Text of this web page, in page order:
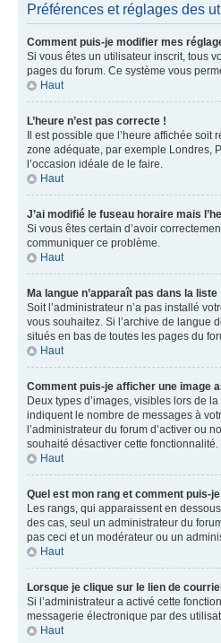
Préférences et réglages des
Comment puis-je modifier mes
Si vous êtes un utilisateur inscrit, tous
pages du forum. Ce système vous
Haut
L’heure n’est pas correcte !
Il est possible que l’heure affichée soit
zone adéquate, par exemple Londres,
l’occasion idéale de le faire.
Haut
J’ai modifié le fuseau horaire mais
Si vous êtes certain d’avoir
communiquer ce problème.
Haut
Ma langue n’apparaît pas dans la liste
Soit l’administrateur n’a pas installé
vous souhaitez. Si l’archive de langue
situés en bas de toutes les pages du
Haut
Comment puis-je afficher une image
Deux types d’images, visibles lors de
indiquent le nombre de messages à
l’administrateur du forum d’activer ou
souhaité désactiver cette fonctionnalité.
Haut
Quel est mon rang et comment puis-
Les rangs, qui apparaissent en
des cas, seul un administrateur du
pas ceci et un modérateur ou un
Haut
Lorsque je clique sur le lien de
Si l’administrateur a activé cette
messagerie électronique par des
Haut